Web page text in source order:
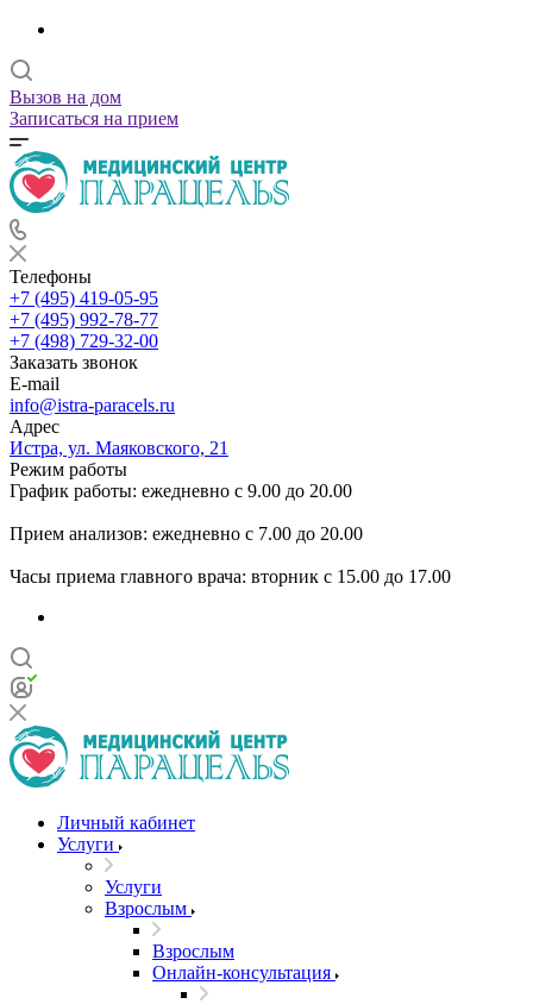
Вызов на дом
Записаться на прием
Телефоны
+7 (495) 419-05-95
+7 (495) 992-78-77
+7 (498) 729-32-00
Заказать звонок
E-mail
info@istra-paracels.ru
Адрес
Истра, ул. Маяковского, 21
Режим работы
График работы: ежедневно с 9.00 до 20.00
Прием анализов: ежедневно с 7.00 до 20.00
Часы приема главного врача: вторник с 15.00 до 17.00
Личный кабинет
Услуги
Услуги
Взрослым
Взрослым
Онлайн-консультация